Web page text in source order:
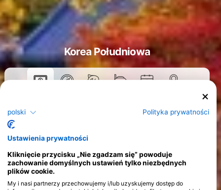
Korea Południowa
polski Polityka prywatności
Ustawienia prywatności
Kliknięcie przycisku „Nie zgadzam się” powoduje
zachowanie domyślnych ustawień tylko niezbędnych
plików cookie.
My i nasi partnerzy przechowujemy i/lub uzyskujemy dostęp do